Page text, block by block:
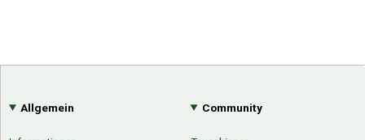
Allgemein Community